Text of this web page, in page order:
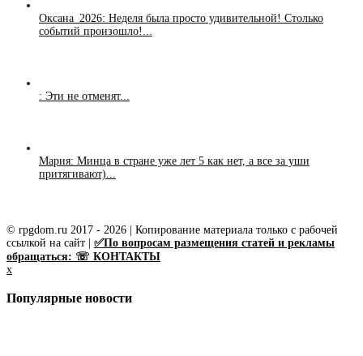
Оксана_2026: Неделя была просто удивительной! Столько
событий произошло!...
: Эти не отменят...
Мария: Минца в стране уже лет 5 как нет, а все за уши
притягивают)...
© rpgdom.ru 2017 - 2026 | Копирование материала только с рабочей
ссылкой на сайт | ✅По вопросам размещения статей и рекламы
обращаться: ☏ КОНТАКТЫ
x
Популярные новости